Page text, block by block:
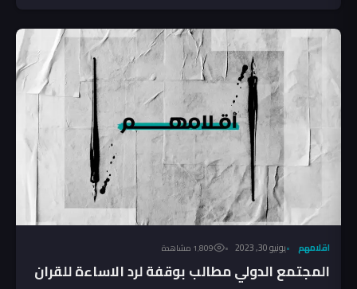
اقلامهم يونيو 30, 2023 1٬809 مشاهدة
المجتمع الدولي مطالب بوقفة لرد الاساءة للقران